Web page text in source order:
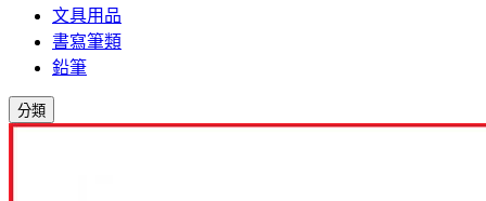
文具用品
書寫筆類
鉛筆
分類